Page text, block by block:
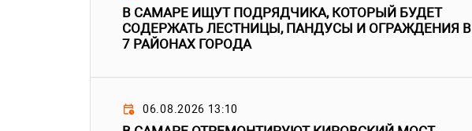
В САМАРЕ ИЩУТ ПОДРЯДЧИКА, КОТОРЫЙ БУДЕТ
СОДЕРЖАТЬ ЛЕСТНИЦЫ, ПАНДУСЫ И ОГРАЖДЕНИЯ В
7 РАЙОНАХ ГОРОДА
06.08.2026 13:10